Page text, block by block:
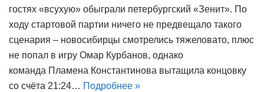
гостях «всухую» обыграли петербургский «Зенит». По
ходу стартовой партии ничего не предвещало такого
сценария – новосибирцы смотрелись тяжеловато, плюс
не попал в игру Омар Курбанов, однако
команда Пламена Константинова вытащила концовку
со счёта 21:24… Подробнее »